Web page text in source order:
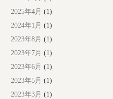
2025年4月 (1)
2024年1月 (1)
2023年8月 (1)
2023年7月 (1)
2023年6月 (1)
2023年5月 (1)
2023年3月 (1)